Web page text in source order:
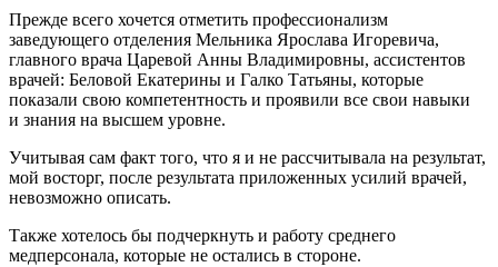
Прежде всего хочется отметить профессионализм
заведующего отделения Мельника Ярослава Игоревича,
главного врача Царевой Анны Владимировны, ассистентов
врачей: Беловой Екатерины и Галко Татьяны, которые
показали свою компетентность и проявили все свои навыки
и знания на высшем уровне.
Учитывая сам факт того, что я и не рассчитывала на результат,
мой восторг, после результата приложенных усилий врачей,
невозможно описать.
Также хотелось бы подчеркнуть и работу среднего
медперсонала, которые не остались в стороне.